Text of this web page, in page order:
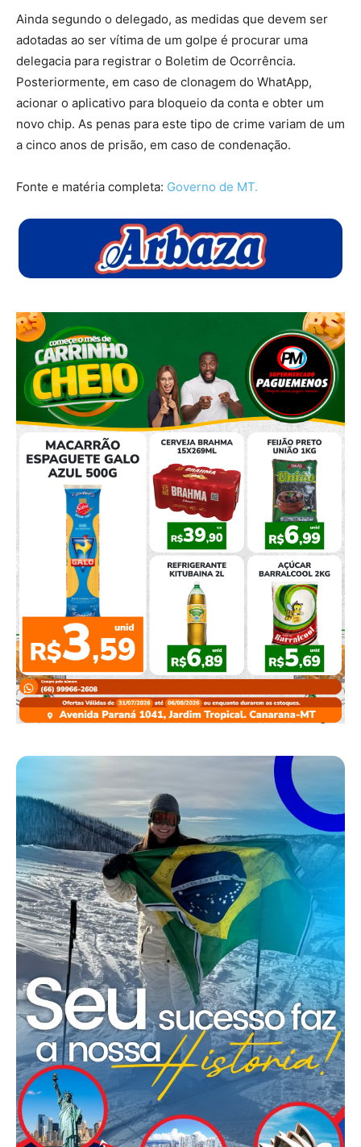
Ainda segundo o delegado, as medidas que devem ser
adotadas ao ser vítima de um golpe é procurar uma
delegacia para registrar o Boletim de Ocorrência.
Posteriormente, em caso de clonagem do WhatApp,
acionar o aplicativo para bloqueio da conta e obter um
novo chip. As penas para este tipo de crime variam de um
a cinco anos de prisão, em caso de condenação.
Fonte e matéria completa: Governo de MT.